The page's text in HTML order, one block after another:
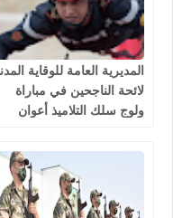
المديرية العامة للوقاية
لائحة الناجحين في مباراة
ولوج سلك التلاميذ أعوان